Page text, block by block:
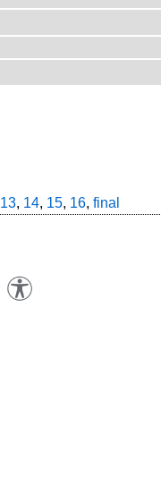
13, 14, 15, 16, final